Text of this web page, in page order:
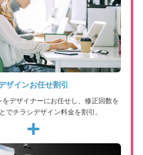
ザインお任せ割引
デザイナーにお任せし、修正回数を
でチラシデザイン料金を割引。